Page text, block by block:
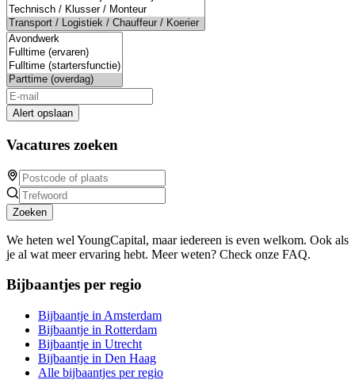
Alert opslaan
Vacatures zoeken
Zoeken
We heten wel YoungCapital, maar iedereen is even welkom. Ook als
je al wat meer ervaring hebt. Meer weten? Check onze FAQ.
Bijbaantjes per regio
Bijbaantje in Amsterdam
Bijbaantje in Rotterdam
Bijbaantje in Utrecht
Bijbaantje in Den Haag
Alle bijbaantjes per regio